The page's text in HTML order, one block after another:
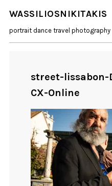
WASSILIOSNIKITAKIS
portrait dance travel photography
street-lissabon-
CX-Online